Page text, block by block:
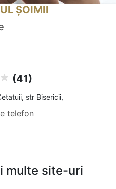
ȘOIMII
(41)
str Bisericii,
telefon
multe site-uri